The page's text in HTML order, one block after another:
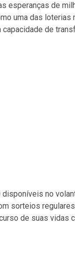
esperanças de
uma das
de
no
sorteios
de suas vidas